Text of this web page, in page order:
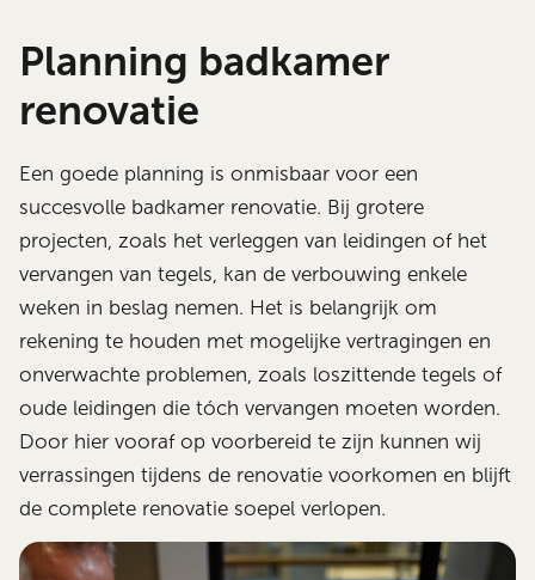
Planning badkamer
renovatie
Een goede planning is onmisbaar voor een
succesvolle badkamer renovatie. Bij grotere
projecten, zoals het verleggen van leidingen of het
vervangen van tegels, kan de verbouwing enkele
weken in beslag nemen. Het is belangrijk om
rekening te houden met mogelijke vertragingen en
onverwachte problemen, zoals loszittende tegels of
oude leidingen die tóch vervangen moeten worden.
Door hier vooraf op voorbereid te zijn kunnen wij
verrassingen tijdens de renovatie voorkomen en blijft
de complete renovatie soepel verlopen.